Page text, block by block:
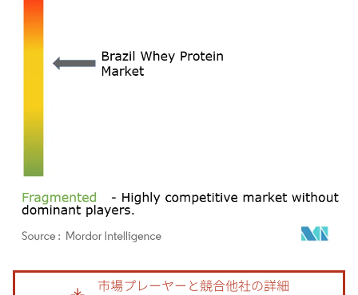
画像 © Mordor Intelligence。再利用にはCC BY 4.0の表示が必要です。